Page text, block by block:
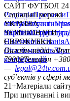
САЙТ ФУТБОЛ 24
РедакціяПрогнози
сайтуКонтакти
політикаСтруктура
Соціальні мережі
facebookxyoutube
УКРАЇНА
УкраїнаПерша ліга
ЧЕМПІОНАТИ
НімеччинаІспанія
ЄВРОКУБКИ
Ліга чемпіонів
конференцій
Онлайн-медіа
79008Телефон
—
суб’єктів у сфері
21+Матеріали
При цитуванні і